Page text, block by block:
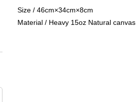
Size / 46cm×34cm×8cm
Material / Heavy 15oz Natural canvas